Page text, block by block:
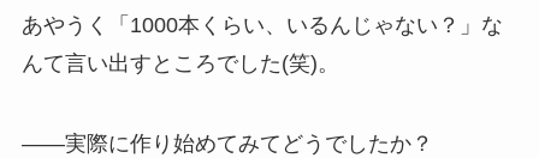
あやうく「1000本くらい、いるんじゃない？」な
んて言い出すところでした(笑)。
——実際に作り始めてみてどうでしたか？